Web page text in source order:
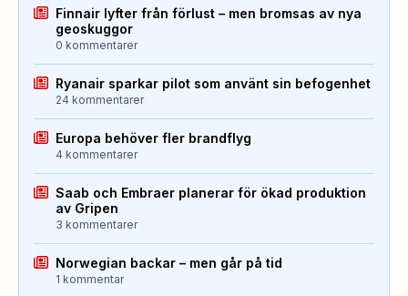
Finnair lyfter från förlust – men bromsas av nya
geoskuggor
0 kommentarer
Ryanair sparkar pilot som använt sin befogenhet
24 kommentarer
Europa behöver fler brandflyg
4 kommentarer
Saab och Embraer planerar för ökad produktion
av Gripen
3 kommentarer
Norwegian backar – men går på tid
1 kommentar